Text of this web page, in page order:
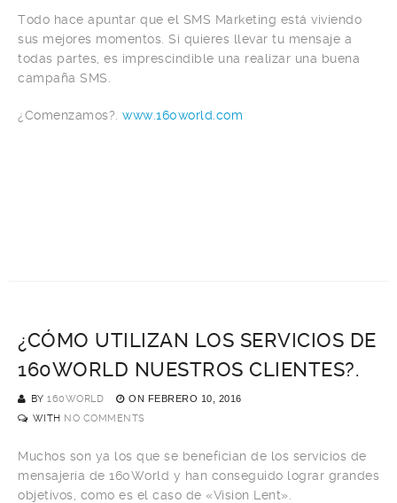
Todo hace apuntar que el SMS Marketing está viviendo
sus mejores momentos. Si quieres llevar tu mensaje a
todas partes, es imprescindible una realizar una buena
campaña SMS.
¿Comenzamos?. www.160world.com
¿CÓMO UTILIZAN LOS SERVICIOS DE
160WORLD NUESTROS CLIENTES?.
BY 160WORLD ON FEBRERO 10, 2016
WITH NO COMMENTS
Muchos son ya los que se benefician de los servicios de
mensajería de 160World y han conseguido lograr grandes
objetivos, como es el caso de «Vision Lent».